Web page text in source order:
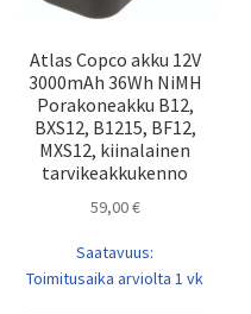
Atlas Copco akku 12V
3000mAh 36Wh NiMH
Porakoneakku B12,
BXS12, B1215, BF12,
MXS12, kiinalainen
tarvikeakkukenno
59,00€
Saatavuus:
Toimitusaika arviolta 1 vk